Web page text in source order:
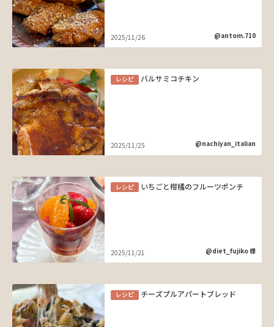
2025/11/26 @antom.710
レシピ バルサミコチキン
2025/11/25 @nachiyan_italian
レシピ いちごと柑橘のフルーツポンチ
2025/11/21 @diet_fujiko 様
レシピ チーズプルアパートブレッド